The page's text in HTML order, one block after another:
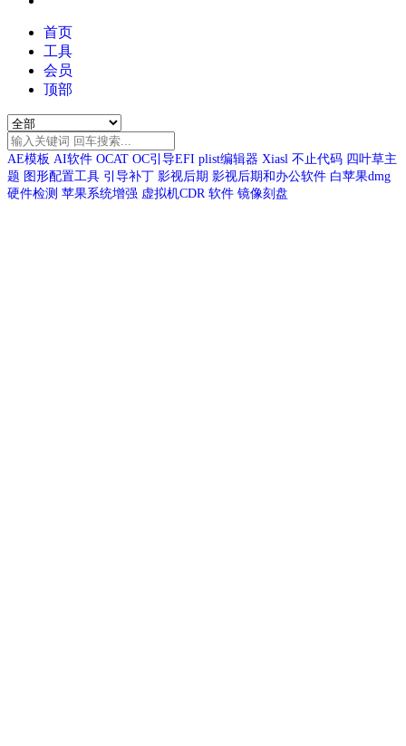
首页
工具
会员
顶部
AE模板 AI软件 OCAT OC引导EFI plist编辑器 Xiasl 不止代码 四叶草主
题 图形配置工具 引导补丁 影视后期 影视后期和办公软件 白苹果dmg
硬件检测 苹果系统增强 虚拟机CDR 软件 镜像刻盘